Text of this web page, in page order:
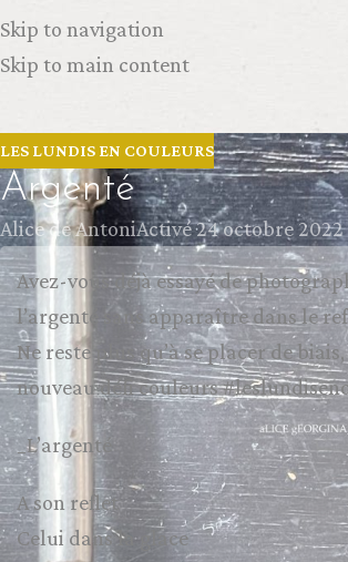
Skip to navigation
Skip to main content
LES LUNDIS EN COULEURS
Argenté
Alice de AntoniActivé 24 octobre 2022
Avez-vous déjà essayé de
l’argenté sans apparaître dans le
Ne reste plus qu’à se placer de
nouveau défi couleurs
_L’argenté
A son reflet
Celui dans la glace